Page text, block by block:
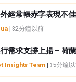
經常帳赤字表現不佳
| 32分鐘以前
需求支撐上揚 – 荷
Insights Team | 35分鐘以